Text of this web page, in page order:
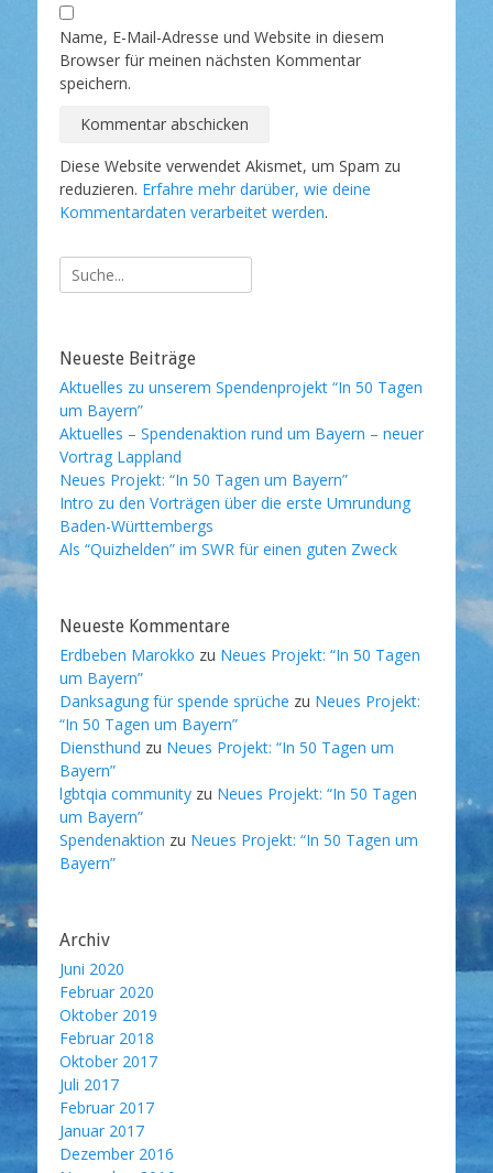
Name, E-Mail-Adresse und Website in diesem
Browser für meinen nächsten Kommentar
speichern.
Diese Website verwendet Akismet, um Spam zu
reduzieren. Erfahre mehr darüber, wie deine
Kommentardaten verarbeitet werden.
Suche
nach:
Neueste Beiträge
Aktuelles zu unserem Spendenprojekt “In 50 Tagen
um Bayern”
Aktuelles – Spendenaktion rund um Bayern – neuer
Vortrag Lappland
Neues Projekt: “In 50 Tagen um Bayern”
Intro zu den Vorträgen über die erste Umrundung
Baden-Württembergs
Als “Quizhelden” im SWR für einen guten Zweck
Neueste Kommentare
Erdbeben Marokko zu Neues Projekt: “In 50 Tagen
um Bayern”
Danksagung für spende sprüche zu Neues Projekt:
“In 50 Tagen um Bayern”
Diensthund zu Neues Projekt: “In 50 Tagen um
Bayern”
lgbtqia community zu Neues Projekt: “In 50 Tagen
um Bayern”
Spendenaktion zu Neues Projekt: “In 50 Tagen um
Bayern”
Archiv
Juni 2020
Februar 2020
Oktober 2019
Februar 2018
Oktober 2017
Juli 2017
Februar 2017
Januar 2017
Dezember 2016